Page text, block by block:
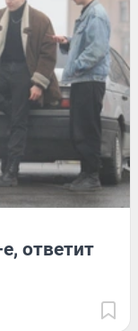
ответит